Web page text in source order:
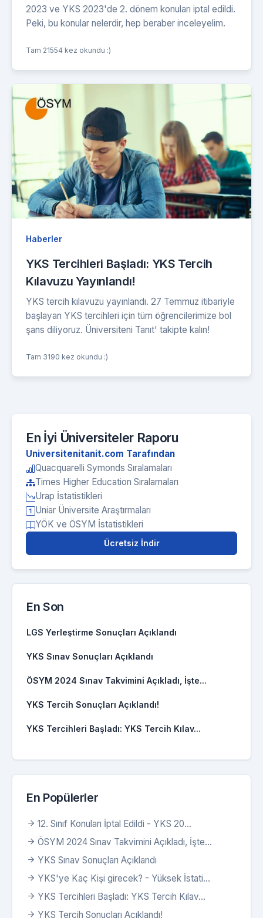
2023 ve YKS 2023'de 2. dönem konuları iptal edildi.
Peki, bu konular nelerdir, hep beraber inceleyelim.
Tam 21554 kez okundu :)
Haberler
YKS Tercihleri Başladı: YKS Tercih
Kılavuzu Yayınlandı!
YKS tercih kılavuzu yayınlandı. 27 Temmuz itibariyle
başlayan YKS tercihleri için tüm öğrencilerimize bol
şans diliyoruz. Üniversiteni Tanıt' takipte kalın!
Tam 3190 kez okundu :)
En İyi Üniversiteler Raporu
Universitenitanit.com Tarafından
Quacquarelli Symonds Sıralamaları
Times Higher Education Sıralamaları
Urap İstatistikleri
Uniar Üniversite Araştırmaları
YÖK ve ÖSYM İstatistikleri
Ücretsiz İndir
En Son
LGS Yerleştirme Sonuçları Açıklandı
YKS Sınav Sonuçları Açıklandı
ÖSYM 2024 Sınav Takvimini Açıkladı, İşte...
YKS Tercih Sonuçları Açıklandı!
YKS Tercihleri Başladı: YKS Tercih Kılav...
En Popülerler
12. Sınıf Konuları İptal Edildi - YKS 20...
ÖSYM 2024 Sınav Takvimini Açıkladı, İşte...
YKS Sınav Sonuçları Açıklandı
YKS'ye Kaç Kişi girecek? - Yüksek İstati...
YKS Tercihleri Başladı: YKS Tercih Kılav...
YKS Tercih Sonuçları Açıklandı!